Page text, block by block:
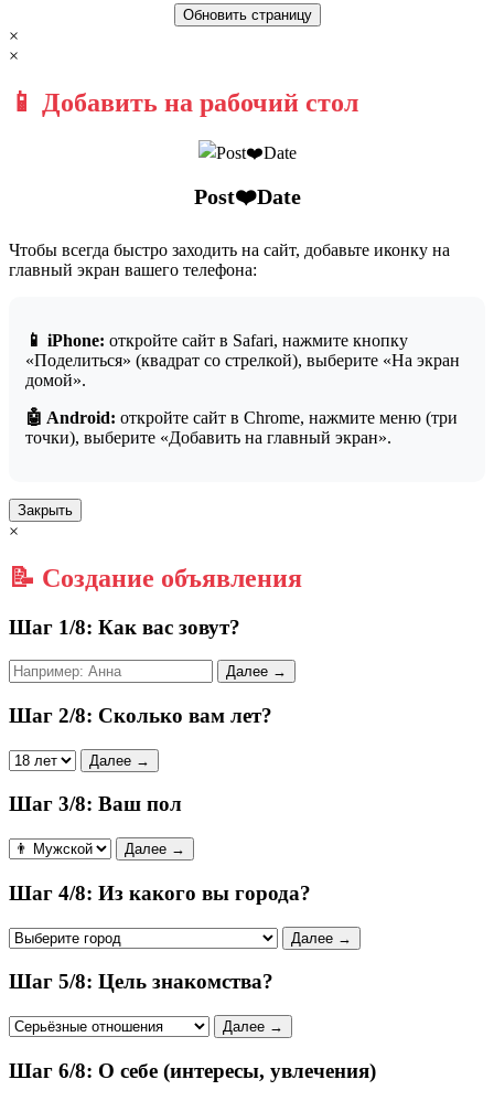
Обновить страницу
×
×
📱 Добавить на рабочий стол
Post❤️Date
Чтобы всегда быстро заходить на сайт, добавьте иконку на
главный экран вашего телефона:
📱 iPhone: откройте сайт в Safari, нажмите кнопку
«Поделиться» (квадрат со стрелкой), выберите «На экран
домой».
🤖 Android: откройте сайт в Chrome, нажмите меню (три
точки), выберите «Добавить на главный экран».
Закрыть
×
📝 Создание объявления
Шаг 1/8: Как вас зовут?
Далее →
Шаг 2/8: Сколько вам лет?
Далее →
Шаг 3/8: Ваш пол
Далее →
Шаг 4/8: Из какого вы города?
Далее →
Шаг 5/8: Цель знакомства?
Далее →
Шаг 6/8: О себе (интересы, увлечения)